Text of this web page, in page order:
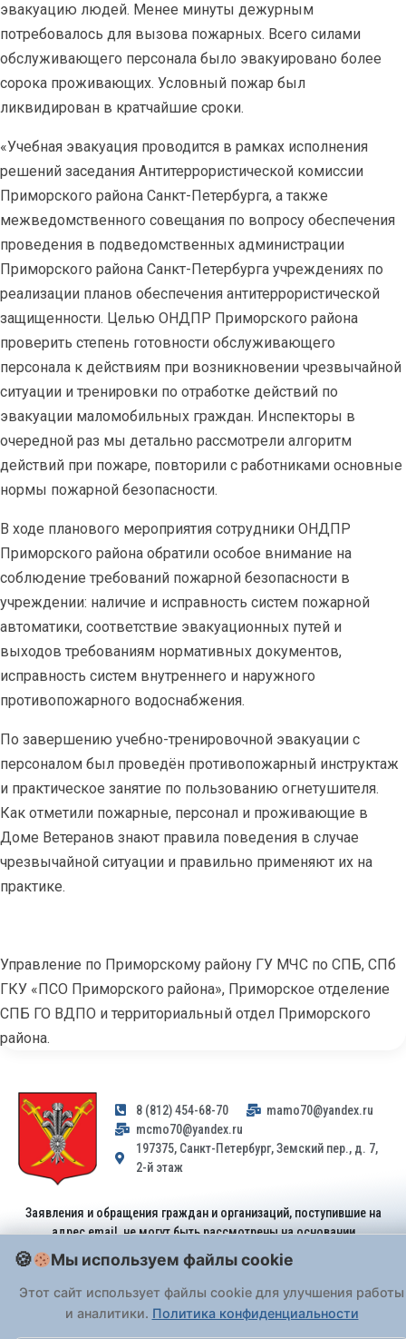
эвакуацию людей. Менее минуты дежурным
потребовалось для вызова пожарных. Всего силами
обслуживающего персонала было эвакуировано более
сорока проживающих. Условный пожар был
ликвидирован в кратчайшие сроки.
«Учебная эвакуация проводится в рамках исполнения
решений заседания Антитеррористической комиссии
Приморского района Санкт-Петербурга, а также
межведомственного совещания по вопросу обеспечения
проведения в подведомственных администрации
Приморского района Санкт-Петербурга учреждениях по
реализации планов обеспечения антитеррористической
защищенности. Целью ОНДПР Приморского района
проверить степень готовности обслуживающего
персонала к действиям при возникновении чрезвычайной
ситуации и тренировки по отработке действий по
эвакуации маломобильных граждан. Инспекторы в
очередной раз мы детально рассмотрели алгоритм
действий при пожаре, повторили с работниками основные
нормы пожарной безопасности.
В ходе планового мероприятия сотрудники ОНДПР
Приморского района обратили особое внимание на
соблюдение требований пожарной безопасности в
учреждении: наличие и исправность систем пожарной
автоматики, соответствие эвакуационных путей и
выходов требованиям нормативных документов,
исправность систем внутреннего и наружного
противопожарного водоснабжения.
По завершению учебно-тренировочной эвакуации с
персоналом был проведён противопожарный инструктаж
и практическое занятие по пользованию огнетушителя.
Как отметили пожарные, персонал и проживающие в
Доме Ветеранов знают правила поведения в случае
чрезвычайной ситуации и правильно применяют их на
практике.
Управление по Приморскому району ГУ МЧС по СПБ, СПб
ГКУ «ПСО Приморского района», Приморское отделение
СПБ ГО ВДПО и территориальный отдел Приморского
района.
8 (812) 454-68-70
mamo70@yandex.ru
mcmo70@yandex.ru
197375, Санкт-Петербург, Земский пер., д. 7,
2-й этаж
Заявления и обращения граждан и организаций, поступившие на
адрес email, не могут быть рассмотрены на основании
Федерального закона от 02.05.2006 № 59-ФЗ
принимаются только: по почте, черезпортал «Госуслуги» (ЕПГУ)
или лично при предъявлении паспорта.
Мы используем файлы cookie
Этот сайт использует файлы cookie для улучшения работы
и аналитики. Политика конфиденциальности